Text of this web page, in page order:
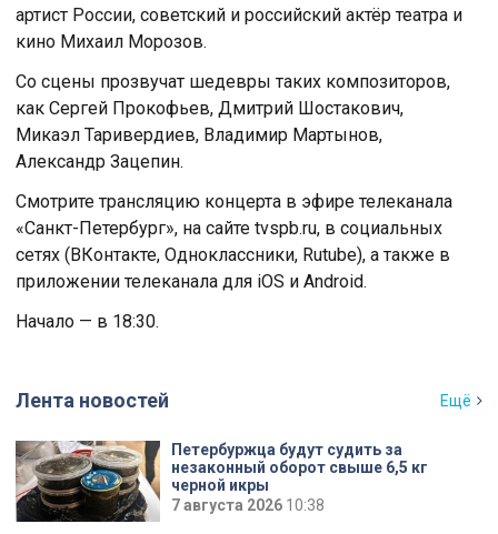
артист России, советский и российский актёр театра и
кино Михаил Морозов.
Со сцены прозвучат шедевры таких композиторов,
как Сергей Прокофьев, Дмитрий Шостакович,
Микаэл Таривердиев, Владимир Мартынов,
Александр Зацепин.
Смотрите трансляцию концерта в эфире телеканала
«Санкт-Петербург», на сайте tvspb.ru, в социальных
сетях (ВКонтакте, Одноклассники, Rutube), а также в
приложении телеканала для iOS и Android.
Начало — в 18:30.
Лента новостей Ещё
Петербуржца будут судить за
незаконный оборот свыше 6,5 кг
черной икры
7 августа 2026 10:38